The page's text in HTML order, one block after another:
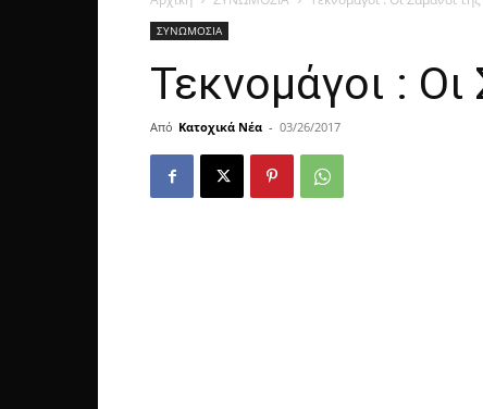
ΣΥΝΩΜΟΣΙΑ
Τεκνομάγοι :
Από Κατοχικά Νέα - 03/26/2017